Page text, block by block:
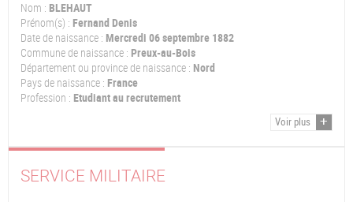
Nom : BLEHAUT
Prénom(s) : Fernand Denis
Date de naissance : Mercredi 06 septembre 1882
Commune de naissance : Preux-au-Bois
Département ou province de naissance : Nord
Pays de naissance : France
Profession : Etudiant au recrutement
Voir plus
SERVICE MILITAIRE